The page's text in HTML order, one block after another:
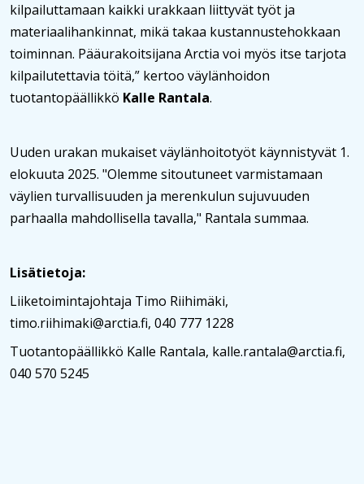
kilpailuttamaan kaikki urakkaan liittyvät työt ja
materiaalihankinnat, mikä takaa kustannustehokkaan
toiminnan. Pääurakoitsijana Arctia voi myös itse tarjota
kilpailutettavia töitä,” kertoo väylänhoidon
tuotantopäällikkö Kalle Rantala.
Uuden urakan mukaiset väylänhoitotyöt käynnistyvät 1.
elokuuta 2025. "Olemme sitoutuneet varmistamaan
väylien turvallisuuden ja merenkulun sujuvuuden
parhaalla mahdollisella tavalla," Rantala summaa.
Lisätietoja:
Liiketoimintajohtaja Timo Riihimäki,
timo.riihimaki@arctia.fi, 040 777 1228
Tuotantopäällikkö Kalle Rantala, kalle.rantala@arctia.fi,
040 570 5245